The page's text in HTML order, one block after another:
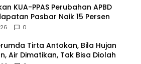
KUA-PPAS Perubahan APBD
Pasbar Naik 15 Persen
0
Tirta Antokan, Bila Hujan
Air Dimatikan, Tak Bisa Diolah